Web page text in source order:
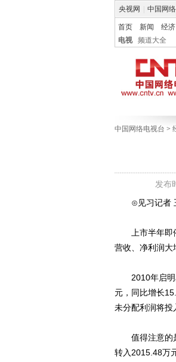
央视网 中国网
首页 新闻 经济
电视
频道大全
中国网络电视台 >
发布
⊙见习记者
上市半年即停
营收、净利润大
2010年启明
元，同比增长
未分配利润将投
值得注意的是
转入2015.48万